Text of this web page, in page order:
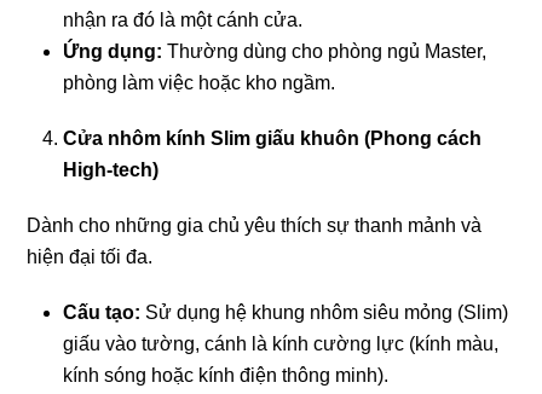
nhận ra đó là một cánh cửa.
Ứng dụng: Thường dùng cho phòng ngủ Master,
phòng làm việc hoặc kho ngầm.
Cửa nhôm kính Slim giấu khuôn (Phong cách
High-tech)
Dành cho những gia chủ yêu thích sự thanh mảnh và
hiện đại tối đa.
Cấu tạo: Sử dụng hệ khung nhôm siêu mỏng (Slim)
giấu vào tường, cánh là kính cường lực (kính màu,
kính sóng hoặc kính điện thông minh).